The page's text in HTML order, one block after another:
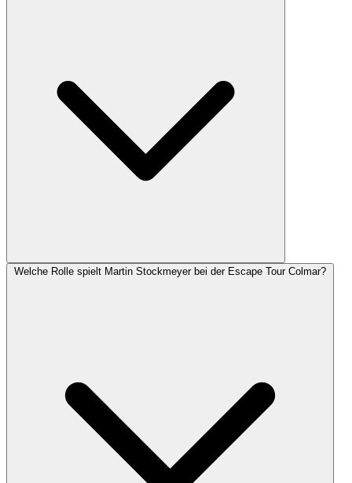
Welche Rolle spielt Martin Stockmeyer bei der Escape Tour Colmar?